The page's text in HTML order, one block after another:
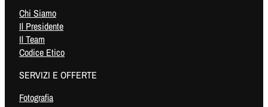
Chi Siamo
Il Presidente
Il Team
Codice Etico
SERVIZI E OFFERTE
Fotografia